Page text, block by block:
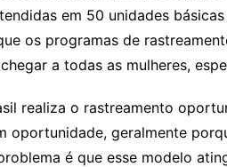
em 50 unidades
os programas de
a todas as mulheres,
realiza o rastreamento
oportunidade, geralmente
é que esse modelo